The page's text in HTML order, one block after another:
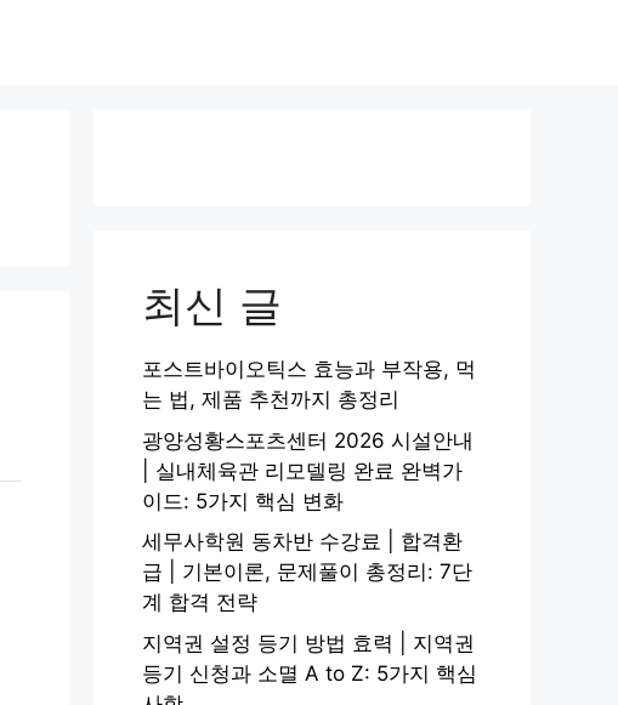
최신 글
포스트바이오틱스 효능과 부작용, 먹
는 법, 제품 추천까지 총정리
광양성황스포츠센터 2026 시설안내
| 실내체육관 리모델링 완료 완벽가
이드: 5가지 핵심 변화
세무사학원 동차반 수강료 | 합격환
급 | 기본이론, 문제풀이 총정리: 7단
계 합격 전략
지역권 설정 등기 방법 효력 | 지역권
등기 신청과 소멸 A to Z: 5가지 핵심